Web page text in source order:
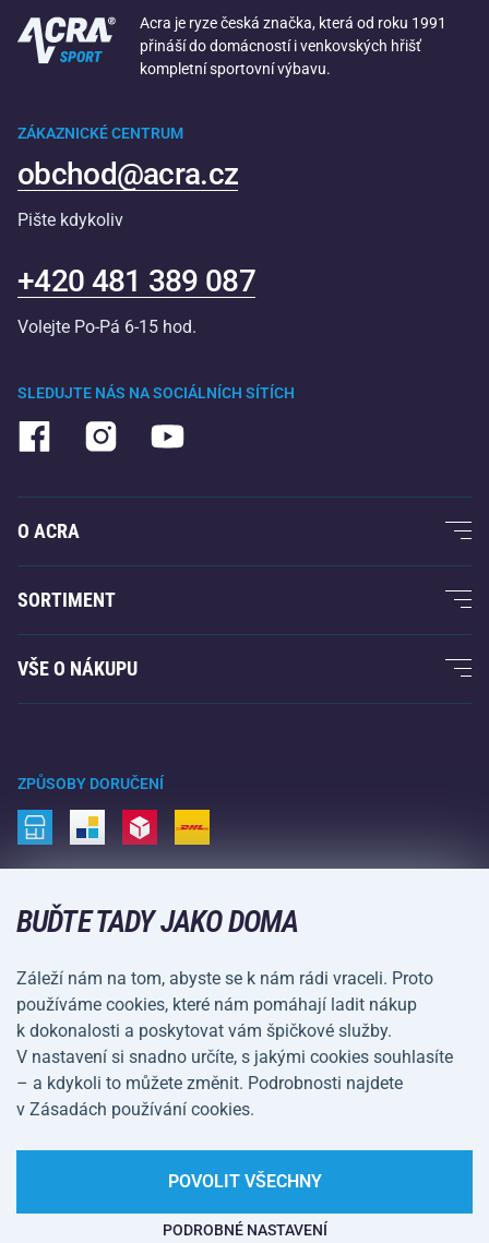
Acra je ryze česká značka, která od roku 1991
přináší do domácností i venkovských hřišť
kompletní sportovní výbavu.
SLEDUJTE NÁS NA SOCIÁLNÍCH SÍTÍCH
ZÁKAZNICKÉ CENTRUM
obchod@acra.cz
Pište kdykoliv
+420 481 389 087
Volejte Po-Pá 6-15 hod.
O ACRA
O nás
Acra garance
Kontakty
SORTIMENT
Fitness a posilování
Raketové sporty
Volný čas a zábava
Kemping a turistika
Bojové sporty
Kola a koloběžky
Vodní sporty
Sportovní oblečení a doplňky
VŠE O NÁKUPU
Doprava a platba
ZPŮSOBY DORUČENÍ
Obchodní podmínky Ochrana osobních údajů
Nastavení cookies
Na tomto webu straší
BUĎTE TADY JAKO DOMA
Záleží nám na tom, abyste se k nám rádi vraceli. Proto
používáme cookies, které nám pomáhají ladit nákup
k dokonalosti a poskytovat vám špičkové služby.
V nastavení si snadno určíte, s jakými cookies souhlasíte
– a kdykoli to můžete změnit. Podrobnosti najdete
v Zásadách používání cookies.
PODROBNÉ NASTAVENÍ
POVOLIT VŠECHNY